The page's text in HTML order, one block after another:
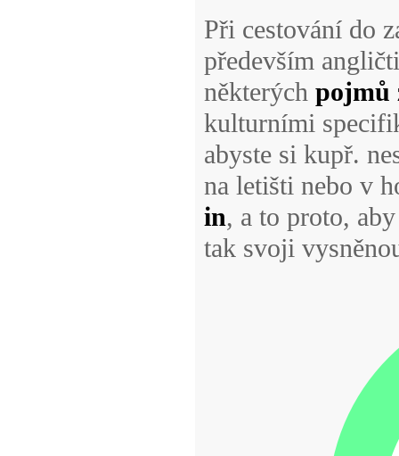
Při cestování do
především
některých pojmů
kulturními
abyste si kupř.
na letišti nebo v
in, a to proto,
tak svoji